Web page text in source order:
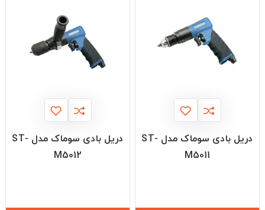
دریل بادی سوماک مدل ST-
M5011
دریل بادی سوماک مدل ST-
M5012